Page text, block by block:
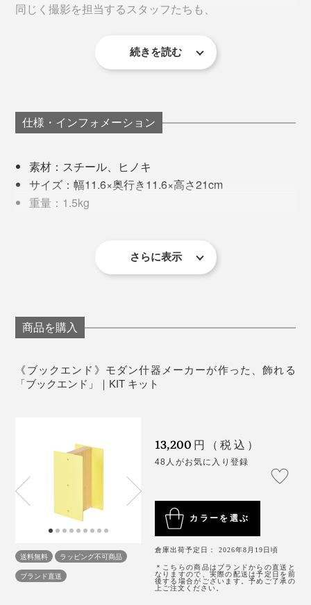
レイを楽しんでください。
写真左は「インダストリアルグリーン」を横に、右は「ブリック」を縦に置いて
「ブックエンド」に板を乗せれば、文庫本用の本棚が完
えて変えて、カラフルな本棚にするのも素敵です。
それまでお付き合いのあった、デザイナーや設計事務所
関係者、商業施設の運営者などが自宅にも置きたいと思
える家具をというのが裏テーマ。
わり、どこかに愛らしさのあるデザインです。
写真奥は「ブックエンド（本品）、手前は「 ケーブルボックス」
このシンプルさ、簡単なようで難しい技術の結集。
同じく撮影を担当するスタッフたちも、
「モダンにも柔らかく撮影できて、商品が映える」
と太鼓判。気づけば、いろんな商品のイメージ写真に使
テーブルとしてだけでなく、好きなものを飾っておける
続きを読む
仕様・インフォメーション
素材：スチール、ヒノキ
サイズ：幅11.6×奥行き11.6×高さ21cm
重量：1.5kg
さらに表示
商品を購入
《ブックエンド》モダン什器メーカーが作った、飾れる
「ブックエンド」｜KIT キット
送料無料
ラッピング不可商品
ブランド直送
13,200 円（税込）
48人がお気に入り登録
カラーを選ぶ
倉庫出荷予定日： 2026年8月19日頃
＊こちらの商品はブランドからの直送と
なりますので、実際の配送は予定日を前
後する場合がございます。予めご了承の
上ご注文ください。